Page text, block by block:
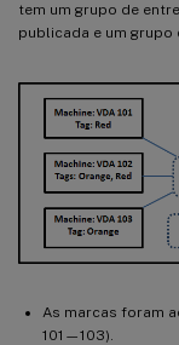
tem um grupo de
publicada e um
As marcas foram
101—103).